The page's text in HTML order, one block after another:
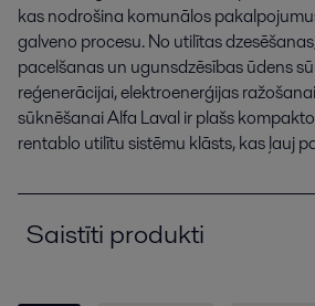
kas nodrošina komunālos
galveno procesu. No utilītas
pacelšanas un ugunsdzēsības ūdens
reģenerācijai, elektroenerģijas
sūknēšanai Alfa Laval ir plašs
rentablo utilītu sistēmu klāsts, kas ļauj
Saistīti produkti